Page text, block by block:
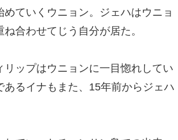
ていくウニョン。ジェハはウニョ
合わせてじう自分が居た。
ップはウニョンに一目惚れしてい
るイナもまた、15年前からジェハ